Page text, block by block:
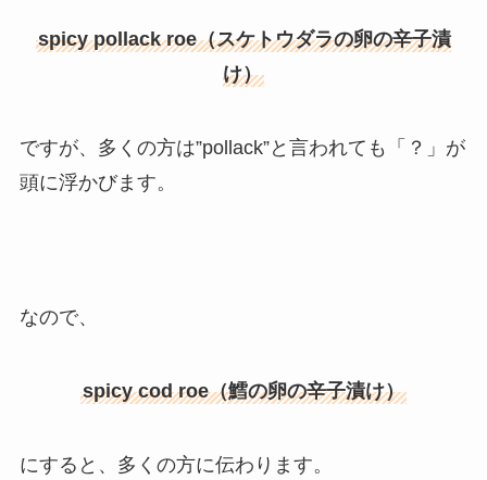
spicy pollack roe（スケトウダラの卵の辛子漬
け）
ですが、多くの方は”pollack”と言われても「？」が
頭に浮かびます。
なので、
spicy cod roe（鱈の卵の辛子漬け）
にすると、多くの方に伝わります。